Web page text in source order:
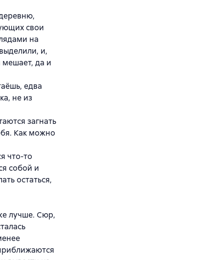
свои
на
и,
мешает, да и
едва
не из
загнать
Как можно
что-то
собой и
остаться,
лучше. Сюр,